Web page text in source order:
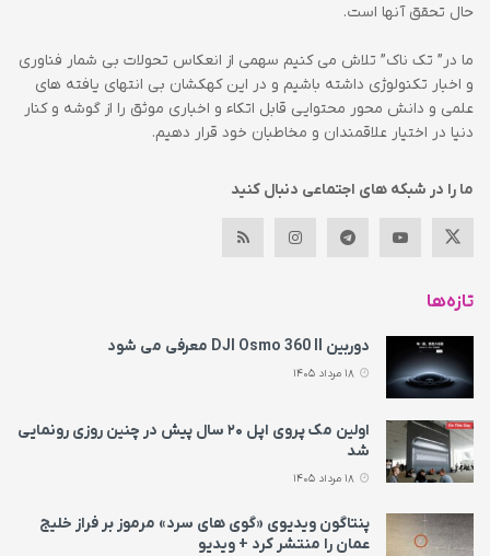
حال تحقق آنها است.
ما در” تک ناک” تلاش می کنیم سهمی از انعکاس تحولات بی شمار فناوری
و اخبار تکنولوژی داشته باشیم و در این کهکشان بی انتهای یافته های
علمی و دانش محور محتوایی قابل اتکاء و اخباری موثق را از گوشه و کنار
دنیا در اختیار علاقمندان و مخاطبان خود قرار دهیم.
ما را در شبکه های اجتماعی دنبال کنید
تازه‌ها
دوربین DJI Osmo 360 II معرفی می‌ شود
اولین مک پروی اپل ۲۰ سال پیش در چنین روزی رونمایی
شد
پنتاگون ویدیوی «گوی های سرد» مرموز بر فراز خلیج
عمان را منتشر کرد + ویدیو